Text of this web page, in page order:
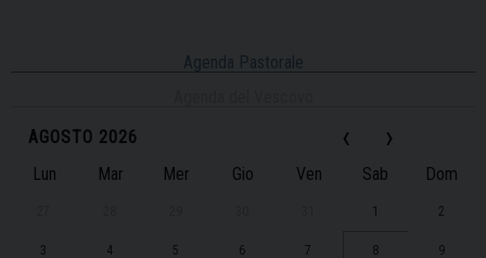
Agenda Pastorale
‹
AGOSTO 2026 ›
Lun Mar Mer Gio Ven Sab Dom
1 2
3 4 5 6 7 8 9